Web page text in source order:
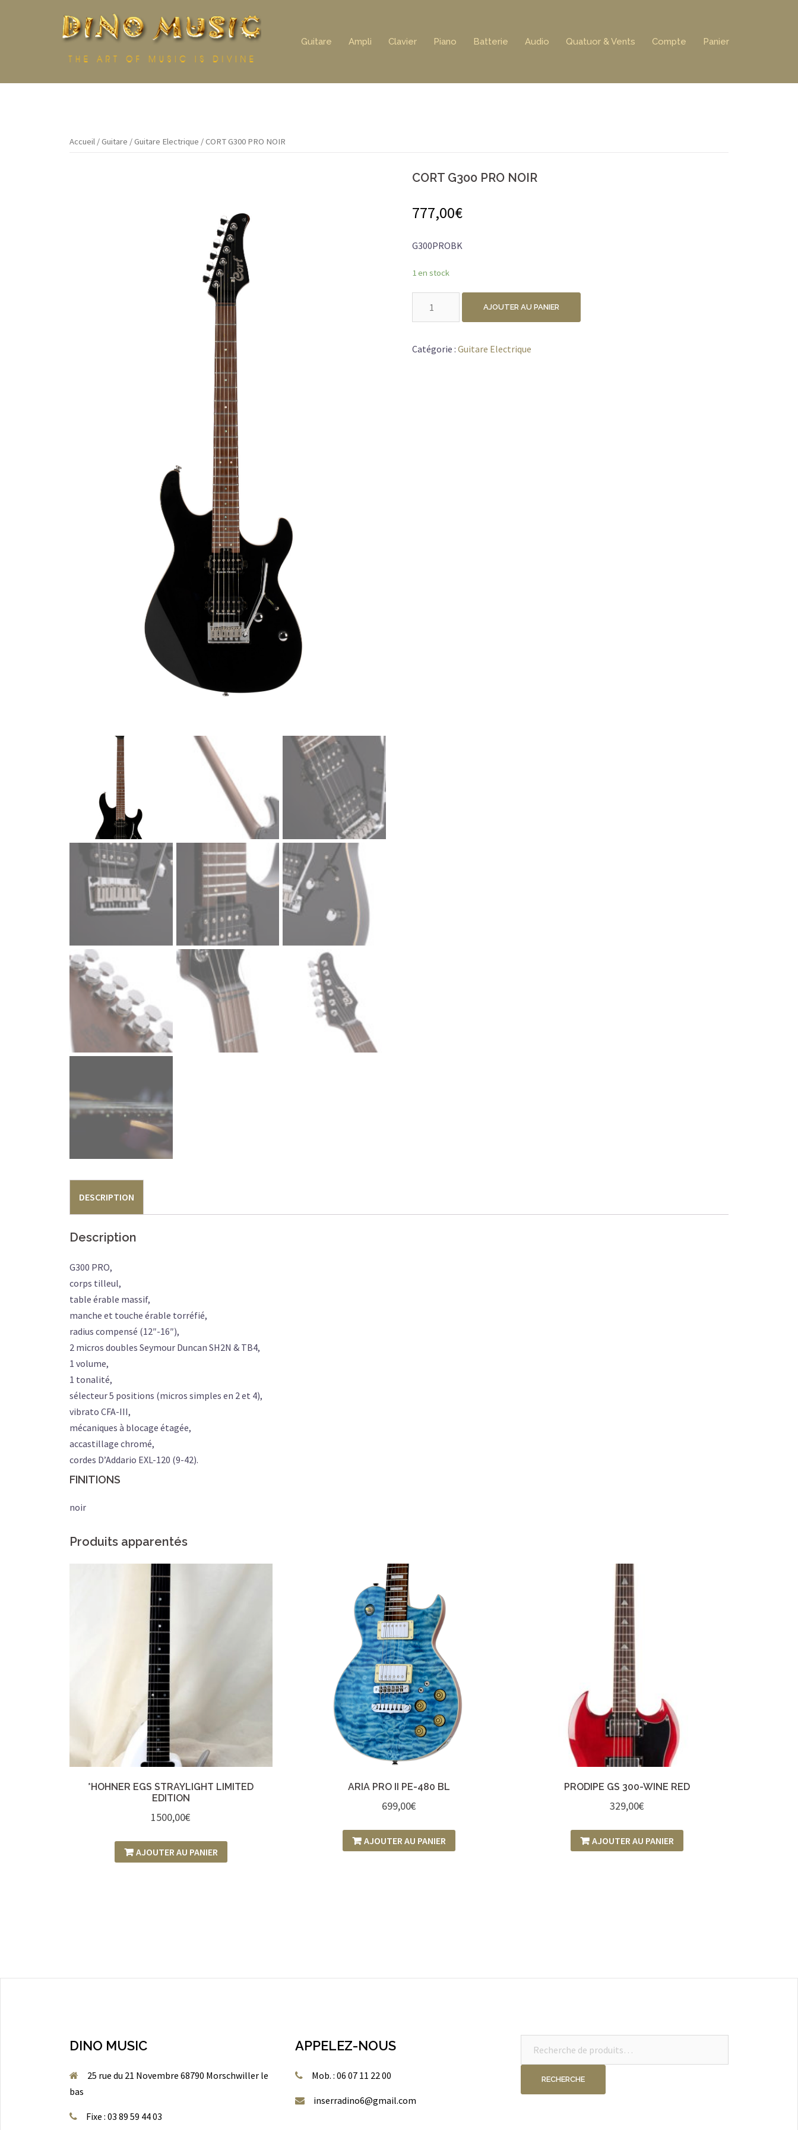
Guitare Ampli Clavier Piano Batterie Audio Quatuor & Vents Compte Panier
Accueil /Guitare /Guitare Electrique / CORT G300 PRO NOIR
CORT G300 PRO NOIR
777,00€
G300PROBK
1 en stock
G300
AJOUTER AU PANIER
Catégorie :Guitare Electrique
DESCRIPTION
Description
G300 PRO,
corps tilleul,
table érable massif,
manche et touche érable torréfié,
radius compensé (12″-16″),
2 micros doubles Seymour Duncan SH2N & TB4,
1 volume,
1 tonalité,
sélecteur 5 positions (micros simples en 2 et 4),
vibrato CFA-III,
mécaniques à blocage étagée,
accastillage chromé,
cordes D’Addario EXL-120 (9-42).
FINITIONS
noir
Produits apparentés
*HOHNER EGS STRAYLIGHT LIMITED
EDITION
1500,00€
AJOUTER AU PANIER
ARIA PRO II PE-480 BL
699,00€
AJOUTER AU PANIER
PRODIPE GS 300-WINE RED
329,00€
AJOUTER AU PANIER
DINO MUSIC
25 rue du 21 Novembre 68790 Morschwiller le
bas
Fixe : 03 89 59 44 03
APPELEZ-NOUS
Mob. : 06 07 11 22 00
inserradino6@gmail.com
RECHERCHE